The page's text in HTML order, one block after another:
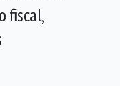
fiscal,